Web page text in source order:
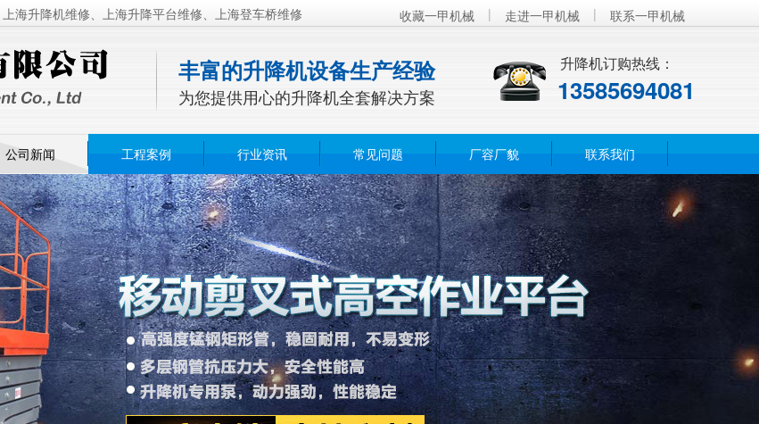
海升降机维修、上海升降平台维修、上海登车桥维修 收藏一甲机械 | 走进一甲机械 | 联系一甲机械
丰富的升降机设备生产经验
为您提供用心的升降机全套解决方案
升降机订购热线：
13585694081
公司新闻 工程案例 行业资讯 常见问题 厂容厂貌 联系我们